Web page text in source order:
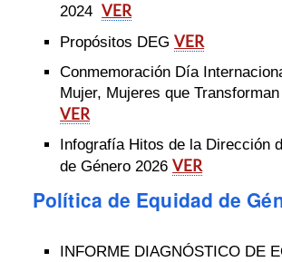
2024VER
Propósitos DEGVER
Conmemoración Día
Mujer, Mujeres que
VER
Infografía Hitos de la Dirección
de Género 2026VER
Política de Equidad de
INFORME DIAGNÓSTICO DE